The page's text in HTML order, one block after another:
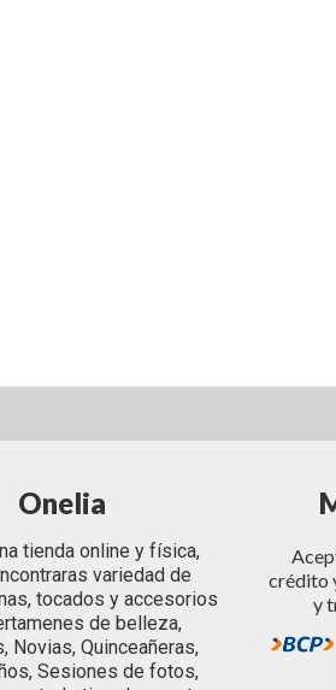
Onelia
tienda online y física,
variedad de
tocados y accesorios
de belleza,
Novias, Quinceañeras,
Sesiones de fotos,
crédito
y